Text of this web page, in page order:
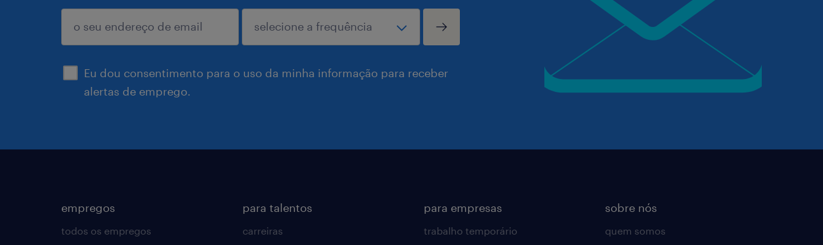
Eu dou consentimento para o uso da minha informação para receber
alertas de emprego.
enviar
empregos
todos os empregos
para talentos
carreiras
para empresas
trabalho temporário
sobre nós
quem somos